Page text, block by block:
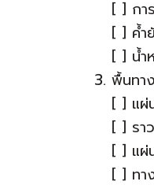
[ ] กา
[ ] ค้ำ
[ ] น้ำ
พื้นทา
[ ] แผ่
[ ] รา
[ ] แผ่
[ ] ทา